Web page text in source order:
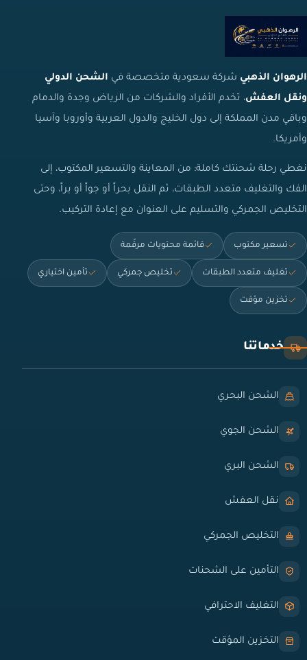
الرهوان الذهبي شركة سعودية متخصصة في الشحن الدولي
ونقل العفش، تخدم الأفراد والشركات من الرياض وجدة والدمام
وباقي مدن المملكة إلى دول الخليج والدول العربية وأوروبا وآسيا
وأمريكا.
نغطي رحلة شحنتك كاملة: من المعاينة والتسعير المكتوب، إلى
الفك والتغليف متعدد الطبقات، ثم النقل بحراً أو جواً أو براً، وحتى
التخليص الجمركي والتسليم على العنوان مع إعادة التركيب.
تسعير مكتوب قائمة محتويات مرقّمة
تغليف متعدد الطبقات تخليص جمركي تأمين اختياري
تخزين مؤقت
خدماتنا
الشحن البحري
الشحن الجوي
الشحن البري
نقل العفش
التخليص الجمركي
التأمين على الشحنات
التغليف الاحترافي
التخزين المؤقت